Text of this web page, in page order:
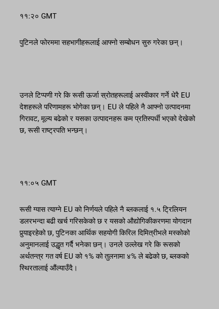
११:२० GMT
पुटिनले फोरममा सहभागीहरूलाई आफ्नो सम्बोधन सुरु गरेका छन्।
उनले टिप्पणी गरे कि रूसी ऊर्जा स्रोतहरूलाई अस्वीकार गर्ने धेरै EU
देशहरूले परिणामहरू भोगेका छन्। EU ले पहिले नै आफ्नो उत्पादनमा
गिरावट, मूल्य बढेको र यसका उत्पादनहरू कम प्रतिस्पर्धी भएको देखेको
छ, रूसी राष्ट्रपति भन्छन्।
११:०५ GMT
रूसी ग्यास त्याग्ने EU को निर्णयले पहिले नै ब्लकलाई १.५ ट्रिलियन
डलरभन्दा बढी खर्च गरिसकेको छ र यसको औद्योगिकीकरणमा योगदान
पुर्‍याइरहेको छ, पुटिनका आर्थिक सहयोगी किरिल दिमित्रीभले मस्कोको
अनुमानलाई उद्धृत गर्दै भनेका छन्। उनले उल्लेख गरे कि रूसको
अर्थतन्त्र गत वर्ष EU को १% को तुलनामा ४% ले बढेको छ, ब्लकको
स्थिरतालाई औंल्याउँदै।